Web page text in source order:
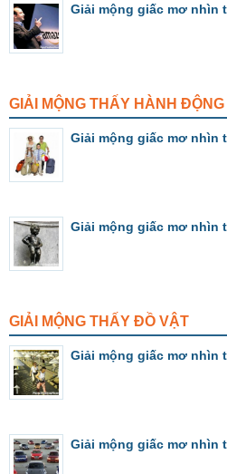
Giải mộng giấc mơ nhìn
GIẢI MỘNG THẤY HÀNH ĐỘNG
Giải mộng giấc mơ nhìn
Giải mộng giấc mơ nhìn
GIẢI MỘNG THẤY ĐỒ VẬT
Giải mộng giấc mơ nhìn
Giải mộng giấc mơ nhìn